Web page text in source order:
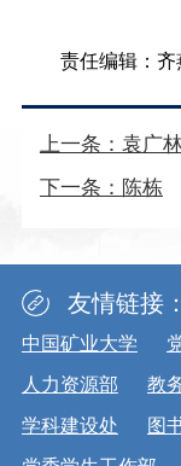
责任编辑：齐
上一条： 袁广
下一条： 陈栋
友情链接：
中国矿业大学
人力资源部
教
学科建设处
图